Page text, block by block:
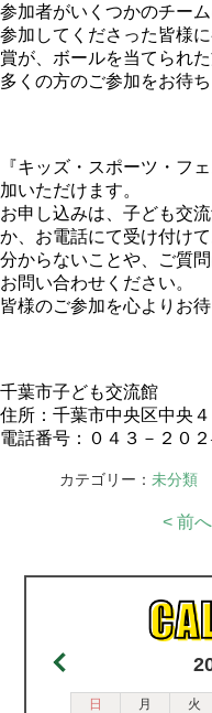
参加者がいくつかのチー
参加してくださった皆様
賞が、ボールを当てられ
多くの方のご参加をお待ち
『キッズ・スポーツ・フ
加いただけます。
お申し込みは、子ども交
か、お電話にて受け付けて
分からないことや、ご質
お問い合わせください。
皆様のご参加を心よりお待
千葉市子ども交流館
住所：千葉市中央区中央
電話番号：０４３－２０
カテゴリー： 未分類
< 前へ
日 月 火